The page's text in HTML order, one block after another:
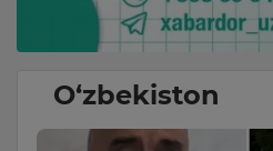
O‘zbekiston